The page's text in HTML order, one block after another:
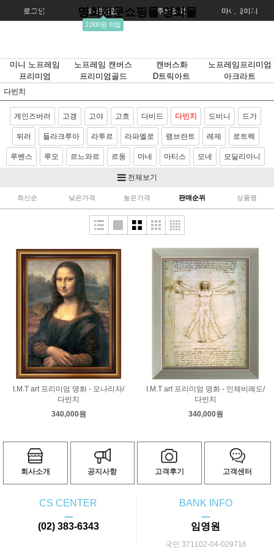
로그인 회원가입
2,000원 적립
주문조회 마이페이지
명화전문쇼핑몰 명화몰
미니 노프레임 노프레임 캔버스 캔버스화
노프레임프리미엄
프리미엄
프리미엄골드 D트릭아트 아크라트
다빈치
게인즈버러 고갱 고야 고흐 다비드 다빈치 도비니 드가
뒤러 들라크루아 라투르 라파엘로 램브란트 레제 로트렉
루벤스 루오 르느와르 르동 마네 마티스 모네 모딜리아니
미켈란젤로
벨라스케스 보티첼리 부셰 브론치노 브뢰겔 사전트
소로야 쇠라 스텁스 시냑
에곤쉴레 엘그레코 와토
카날레토 카라바죠 카바넬 카사트 카유보트 칸딘스키
컨스터블 코로 코트 클림트 터너 티쏘
티치아노 팡탱 라투르 프라고나르 프리드리히 피사로
하예츠 호머 호쿠사이 기타 화가
전체보기
최신순 낮은가격 높은가격 판매순위 상품명
I.M.T art 프리미엄 명화 - 모나리자/
다빈치
340,000원
I.M.T art 프리미엄 명화 - 인체비례도/
다빈치
340,000원
회사소개 공지사항 고객후기 고객센터
CS CENTER
ㅡ
(02) 383-6343
BANK INFO
ㅡ
임영원
국민 371102-04-029716